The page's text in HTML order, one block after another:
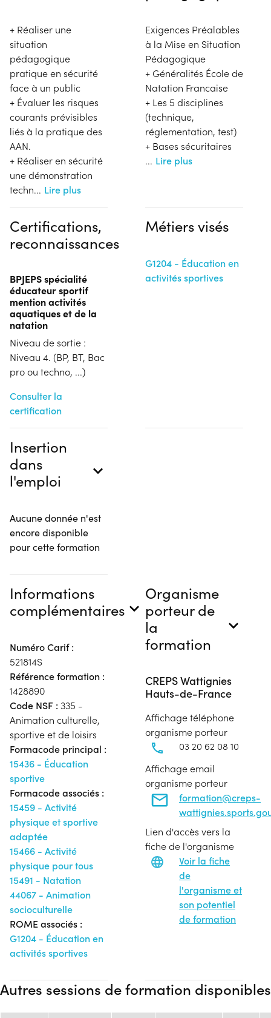
+ Réaliser une
situation
pédagogique
pratique en sécurité
face à un public
+ Évaluer les risques
courants prévisibles
liés à la pratique des
AAN.
+ Réaliser en sécurité
une démonstration
techn... Lire plus
Exigences Préalables
à la Mise en Situation
Pédagogique
+ Généralités École de
Natation Francaise
+ Les 5 disciplines
(technique,
réglementation, test)
+ Bases sécuritaires
... Lire plus
Certifications,
reconnaissances
BPJEPS spécialité
éducateur sportif
mention activités
aquatiques et de la
natation
Niveau de sortie :
Niveau 4. (BP, BT, Bac
pro ou techno, ...)
Consulter la
certification
Métiers visés
G1204 - Éducation en
activités sportives
Insertion
dans
l'emploi
Aucune donnée n'est
encore disponible
pour cette formation
Informations
complémentaires
Numéro Carif :
521814S
Référence formation :
1428890
Code NSF : 335 -
Animation culturelle,
sportive et de loisirs
Formacode principal :
15436 - Éducation
sportive
Formacode associés :
15459 - Activité
physique et sportive
adaptée
15466 - Activité
physique pour tous
15491 - Natation
44067 - Animation
socioculturelle
ROME associés :
G1204 - Éducation en
activités sportives
Organisme
porteur de
la
formation
CREPS Wattignies
Hauts-de-France
Affichage téléphone
organisme porteur
03 20 62 08 10
Affichage email
organisme porteur
formation@creps-
Lien d'accès vers la
fiche de l'organisme
Voir la fiche
de
l'organisme et
son potentiel
de formation
Autres sessions de formation disponibles